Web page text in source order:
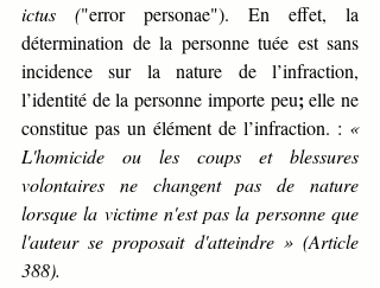
ictus ("error personae"). En effet, la
détermination de la personne tuée est sans
incidence sur la nature de l’infraction,
l’identité de la personne importe peu; elle ne
constitue pas un élément de l’infraction. : «
L'homicide ou les coups et blessures
volontaires ne changent pas de nature
lorsque la victime n'est pas la personne que
l'auteur se proposait d'atteindre » (Article
388).